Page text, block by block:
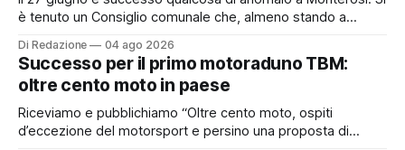
è tenuto un Consiglio comunale che, almeno stando a
pubblicamente comunicato ai cittadini attraverso l’Albo
Pretorio. Un’anomalia che merita spiegazioni. Il Consiglio
comunale è, per sua natura, un’assemblea
Di Redazione 04 ago 2026
Successo per il primo motoraduno TBM:
oltre cento moto in paese
Riceviamo e pubblichiamo “Oltre cento moto, ospiti
d’eccezione del motorsport e persino una proposta di